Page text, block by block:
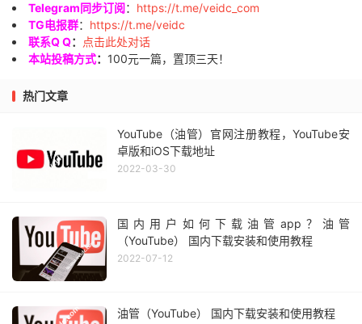
Telegram同步订阅： https://t.me/veidc_com
TG电报群： https://t.me/veidc
联系Q Q：
点击此处对话
本站投稿方式： 100元一篇，置顶三天！
热门文章
YouTube（油管）官网注册教程，YouTube安
卓版和iOS下载地址
2022-03-30
国内用户如何下载油管app？油管
（YouTube） 国内下载安装和使用教程
2022-07-12
油管（YouTube） 国内下载安装和使用教程